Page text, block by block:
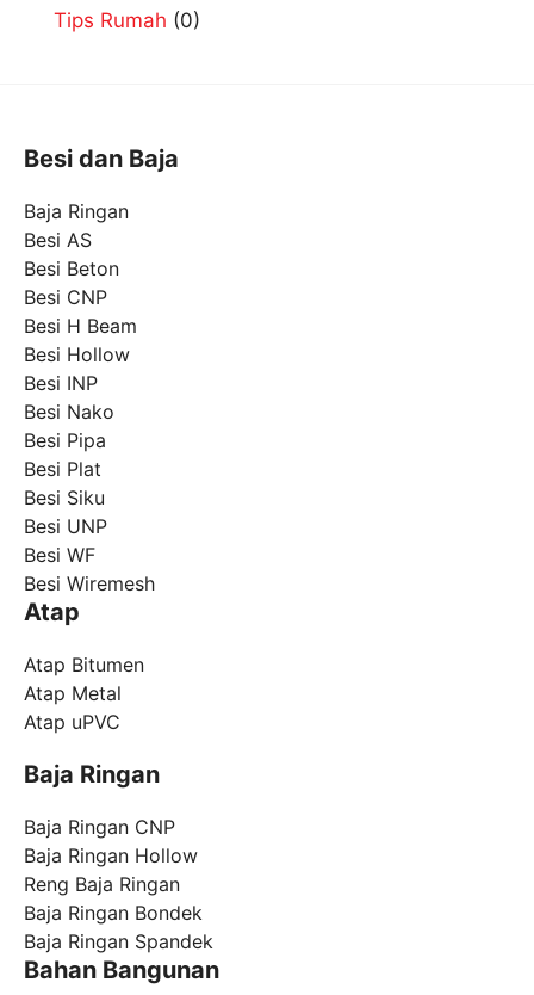
Tips Rumah (0)
Besi dan Baja
Baja Ringan
Besi AS
Besi Beton
Besi CNP
Besi H Beam
Besi Hollow
Besi INP
Besi Nako
Besi Pipa
Besi Plat
Besi Siku
Besi UNP
Besi WF
Besi Wiremesh
Atap
Atap Bitumen
Atap Metal
Atap uPVC
Baja Ringan
Baja Ringan CNP
Baja Ringan Hollow
Reng Baja Ringan
Baja Ringan Bondek
Baja Ringan Spandek
Bahan Bangunan